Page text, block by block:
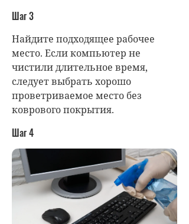
Шаг 3
Найдите подходящее рабочее
место. Если компьютер не
чистили длительное время,
следует выбрать хорошо
проветриваемое место без
коврового покрытия.
Шаг 4